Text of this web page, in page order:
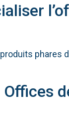
phares